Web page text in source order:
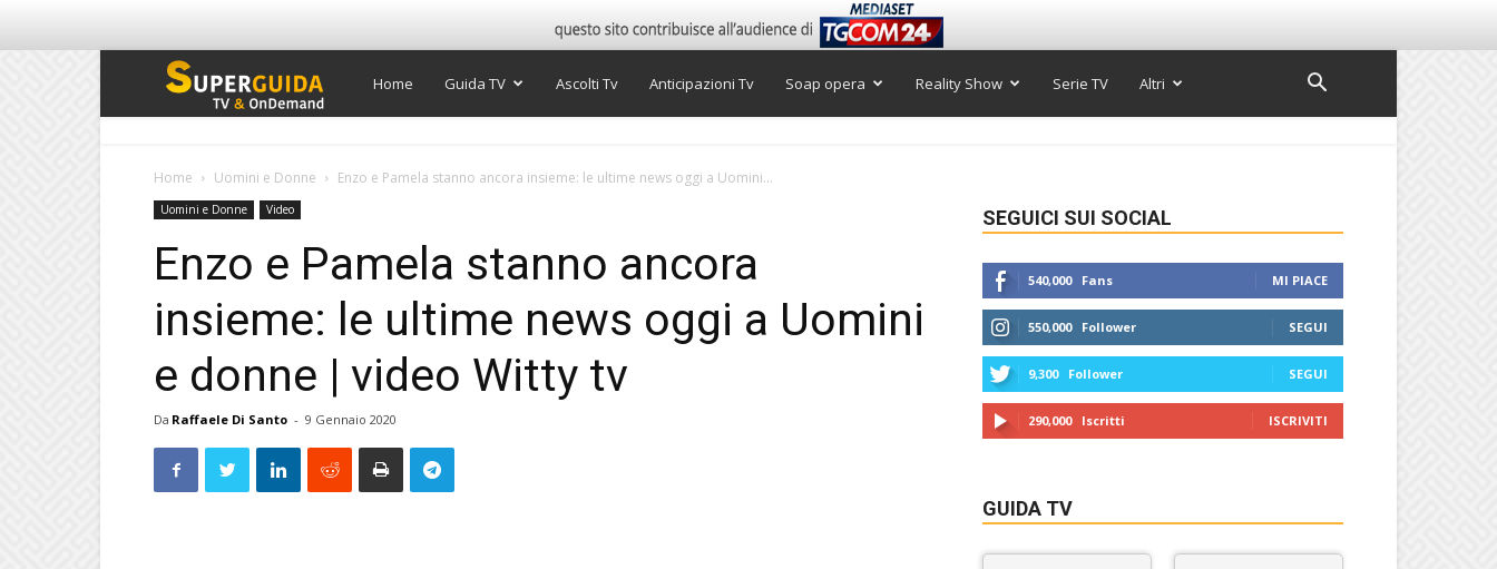
Super
Home Guida TV Ascolti Tv Anticipazioni Tv Soap opera Reality Show Serie TV Altri
Home Uomini e Donne Enzo e Pamela stanno ancora insieme: le ultime news oggi a Uomini...
Uomini e Donne Video
Enzo e Pamela stanno ancora
insieme: le ultime news oggi a Uomini
e donne | video Witty tv
Da Raffaele Di Santo - 9 Gennaio 2020
SEGUICI SUI SOCIAL
540,000 Fans MI PIACE
550,000 Follower SEGUI
9,300 Follower SEGUI
290,000 Iscritti ISCRIVITI
GUIDA TV